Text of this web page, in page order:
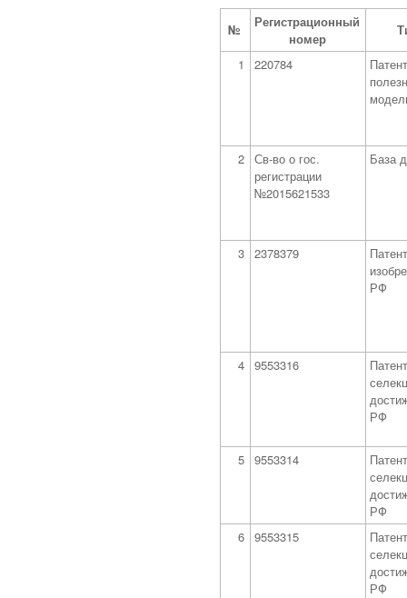
№
Регистрационный
номер
1
220784
2 Св-во о гос.
регистрации
№2015621533
База
3 2378379
РФ
4 9553316
РФ
5 9553314
РФ
6 9553315
РФ